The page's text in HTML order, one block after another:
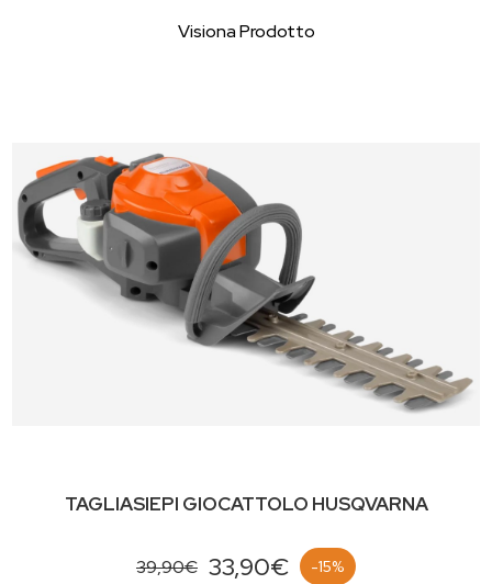
Visiona Prodotto
TAGLIASIEPI GIOCATTOLO HUSQVARNA
39,90€ 33,90€ -15%